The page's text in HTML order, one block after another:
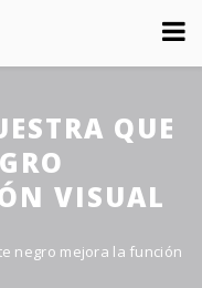
QUE
VISUAL
negro mejora la función